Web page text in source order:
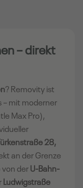
– direkt
? Removity ist
– mit moderner
Max Pro),
28,
an der Grenze
derU-Bahn-
Ludwigstraße